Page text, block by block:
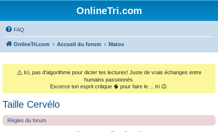
OnlineTri.com
FAQ
OnlineTri.com Accueil du forum Matos
⚠️ Ici, pas d'algorithme pour dicter tes lectures! Juste de vrais échanges entre
humains passionnés.
Excerce ton esprit critique 🧠 pour faire le ... tri 😉.
Taille Cervélo
Règles du forum